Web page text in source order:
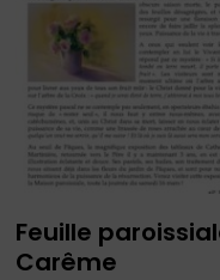
Feuille
Carême